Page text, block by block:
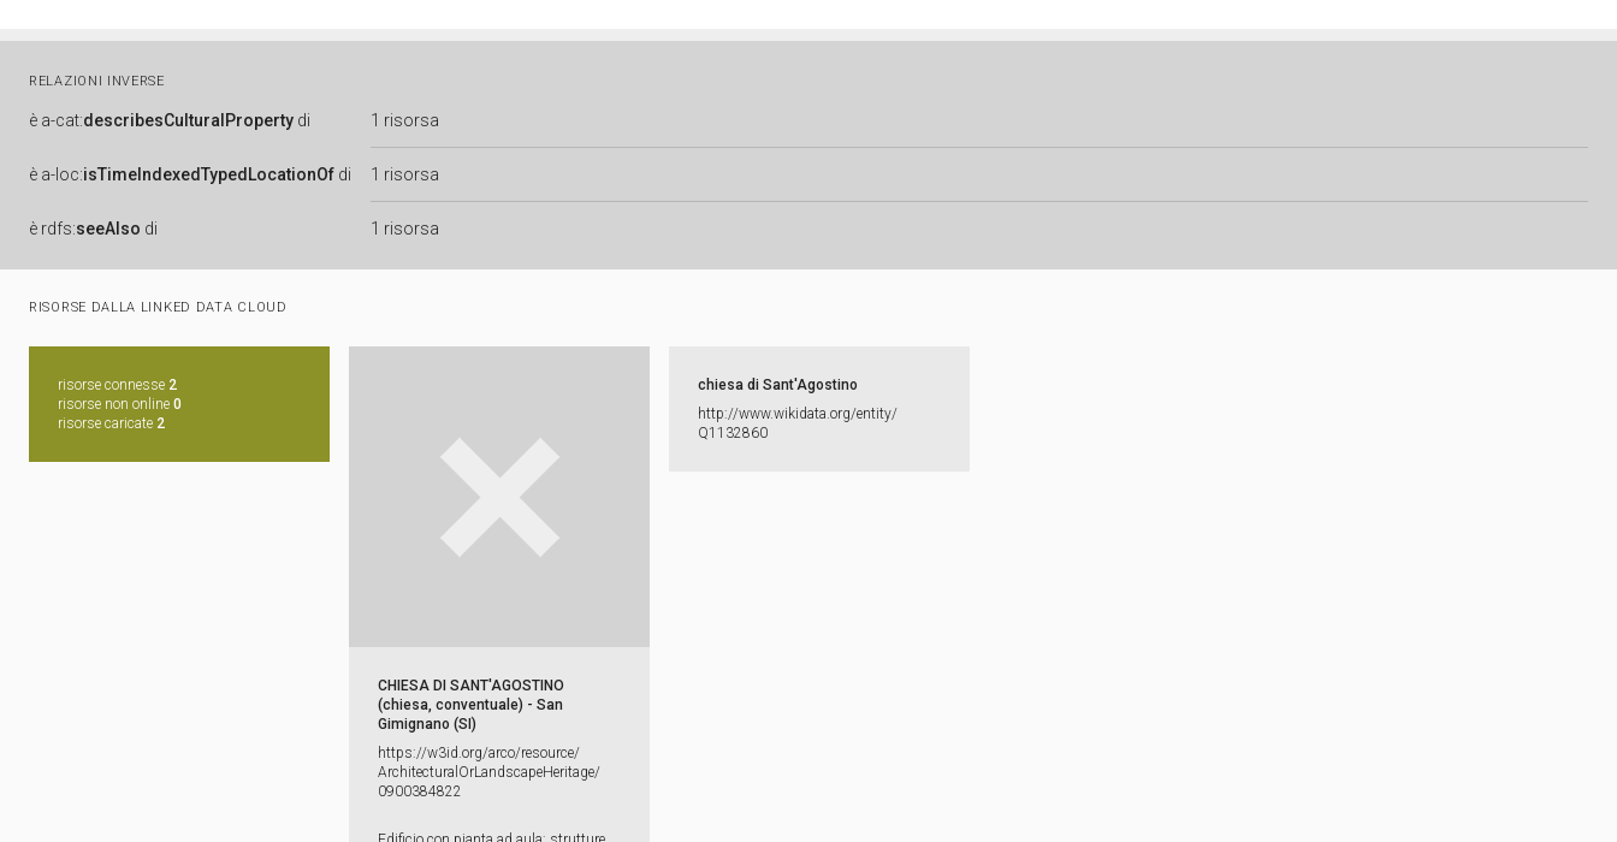
RELAZIONI INVERSE
è a-cat:describesCulturalProperty di 1 risorsa
è a-loc:isTimeIndexedTypedLocationOf di 1 risorsa
è rdfs:seeAlso di 1 risorsa
RISORSE DALLA LINKED DATA CLOUD
risorse connesse 2
risorse non online 0
risorse caricate 2
CHIESA DI SANT'AGOSTINO
(chiesa, conventuale) - San
Gimignano (SI)
https:​/​/​w3id.​org/​arco/​resource/​
ArchitecturalOrLandscapeHeritage/​
0900384822
chiesa di Sant'Agostino
http:​/​/​www.​wikidata.​org/​entity/​
Q1132860